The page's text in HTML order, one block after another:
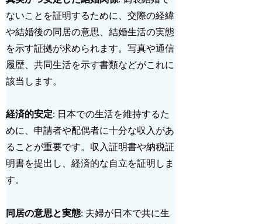
ないことを証明するために、交際の経緯
や結婚後の同居の意思、結婚生活の実態
を示す証拠が求められます。写真や通信
履歴、共同生活を示す書類などがこれに
該当します。
経済的安定: 日本での生活を維持するた
めに、申請者や配偶者に十分な収入があ
ることが重要です。収入証明書や納税証
明書を提出し、経済的な自立を証明しま
す。
同居の意思と実態: 夫婦が日本で共に生